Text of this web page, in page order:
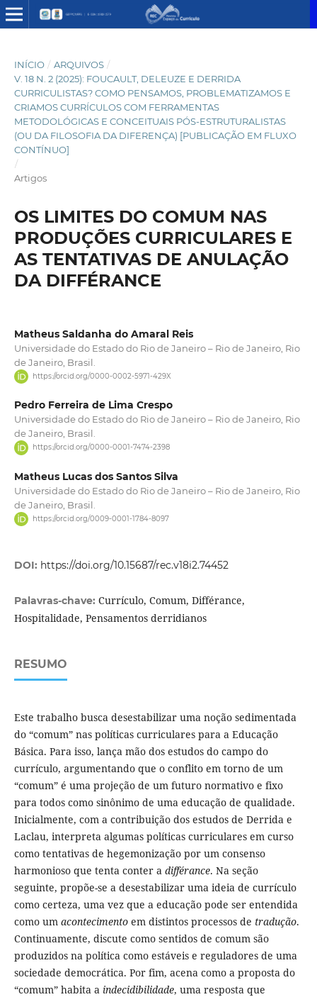
INÍCIO / ARQUIVOS /
V. 18 N. 2 (2025): FOUCAULT, DELEUZE E DERRIDA
CURRICULISTAS? COMO PENSAMOS, PROBLEMATIZAMOS E
CRIAMOS CURRÍCULOS COM FERRAMENTAS
METODOLÓGICAS E CONCEITUAIS PÓS-ESTRUTURALISTAS
(OU DA FILOSOFIA DA DIFERENÇA) [PUBLICAÇÃO EM FLUXO
CONTÍNUO]
/
Artigos
OS LIMITES DO COMUM NAS
PRODUÇÕES CURRICULARES E
AS TENTATIVAS DE ANULAÇÃO
DA DIFFÉRANCE
Matheus Saldanha do Amaral Reis
Universidade do Estado do Rio de Janeiro – Rio de Janeiro, Rio
de Janeiro, Brasil.
https://orcid.org/0000-0002-5971-429X
Pedro Ferreira de Lima Crespo
Universidade do Estado do Rio de Janeiro – Rio de Janeiro, Rio
de Janeiro, Brasil.
https://orcid.org/0000-0001-7474-2398
Matheus Lucas dos Santos Silva
Universidade do Estado do Rio de Janeiro – Rio de Janeiro, Rio
de Janeiro, Brasil.
https://orcid.org/0009-0001-1784-8097
DOI: https://doi.org/10.15687/rec.v18i2.74452
Palavras-chave: Currículo, Comum, Différance,
Hospitalidade, Pensamentos derridianos
RESUMO
Este trabalho busca desestabilizar uma noção sedimentada
do “comum” nas políticas curriculares para a Educação
Básica. Para isso, lança mão dos estudos do campo do
currículo, argumentando que o conflito em torno de um
“comum” é uma projeção de um futuro normativo e fixo
para todos como sinônimo de uma educação de qualidade.
Inicialmente, com a contribuição dos estudos de Derrida e
Laclau, interpreta algumas políticas curriculares em curso
como tentativas de hegemonização por um consenso
harmonioso que tenta conter a différance. Na seção
seguinte, propõe-se a desestabilizar uma ideia de currículo
como certeza, uma vez que a educação pode ser entendida
como um acontecimentoem distintos processos de tradução.
Continuamente, discute como sentidos de comum são
produzidos na política como estáveis e reguladores de uma
sociedade democrática. Por fim, acena como a proposta do
“comum” habita a indecidibilidade, uma resposta que